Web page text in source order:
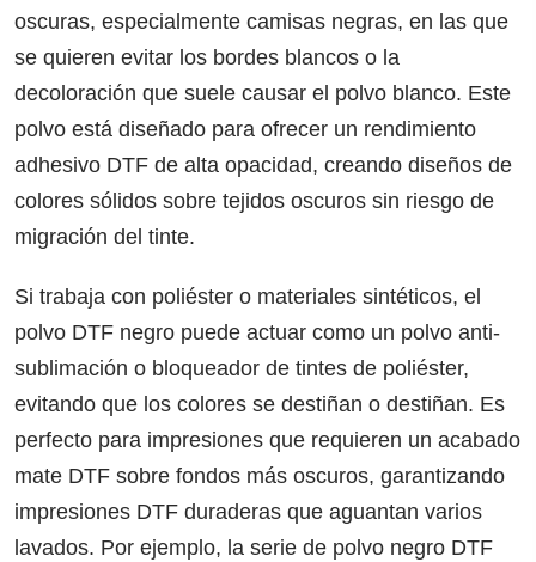
oscuras, especialmente camisas negras, en las que
se quieren evitar los bordes blancos o la
decoloración que suele causar el polvo blanco. Este
polvo está diseñado para ofrecer un rendimiento
adhesivo DTF de alta opacidad, creando diseños de
colores sólidos sobre tejidos oscuros sin riesgo de
migración del tinte.
Si trabaja con poliéster o materiales sintéticos, el
polvo DTF negro puede actuar como un polvo anti-
sublimación o bloqueador de tintes de poliéster,
evitando que los colores se destiñan o destiñan. Es
perfecto para impresiones que requieren un acabado
mate DTF sobre fondos más oscuros, garantizando
impresiones DTF duraderas que aguantan varios
lavados. Por ejemplo, la serie de polvo negro DTF